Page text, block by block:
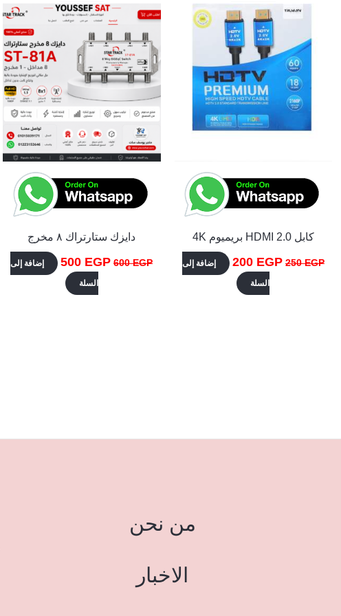
كابل HDMI 2.0 بريميوم 4K
250EGP
هو:
250 EGP.
200 EGP
هو:
200 EGP.
إضافة إلى
السلة
دايزك ستارتراك ٨ مخرج
600EGP
هو:
600 EGP.
500 EGP
هو:
إضافة إلى
السلة
من نحن
الاخبار